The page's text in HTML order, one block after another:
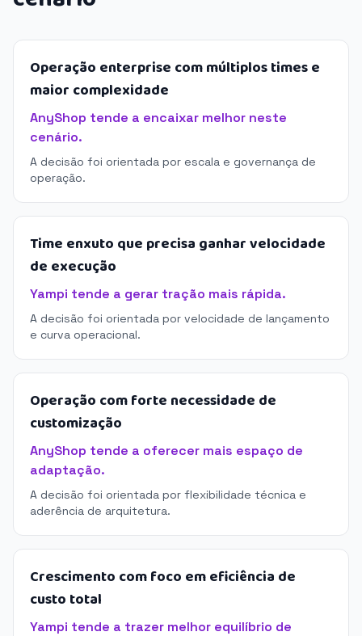
Operação enterprise com múltiplos times e
maior complexidade
AnyShop tende a encaixar melhor neste
cenário.
A decisão foi orientada por escala e governança de
operação.
Time enxuto que precisa ganhar velocidade
de execução
Yampi tende a gerar tração mais rápida.
A decisão foi orientada por velocidade de lançamento
e curva operacional.
Operação com forte necessidade de
customização
AnyShop tende a oferecer mais espaço de
adaptação.
A decisão foi orientada por flexibilidade técnica e
aderência de arquitetura.
Crescimento com foco em eficiência de
custo total
Yampi tende a trazer melhor equilíbrio de